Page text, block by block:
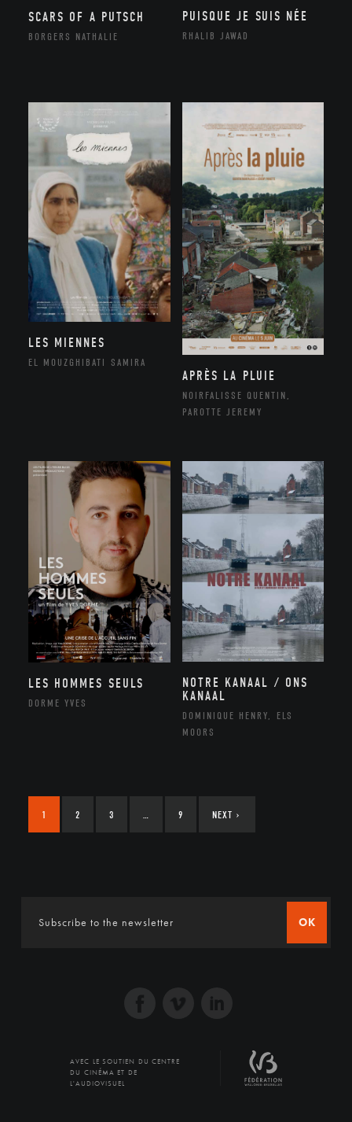
SCARS OF A PUTSCH
BORGERS NATHALIE
PUISQUE JE SUIS NÉE
RHALIB JAWAD
LES MIENNES
EL MOUZGHIBATI SAMIRA
APRÈS LA PLUIE
NOIRFALISSE QUENTIN,
PAROTTE JEREMY
LES HOMMES SEULS
DORME YVES
NOTRE KANAAL / ONS
KANAAL
DOMINIQUE HENRY, ELS
MOORS
1 2 3 9 NEXT ›
OK
AVEC LE SOUTIEN DU CENTRE
DU CINÉMA ET DE
L'AUDIOVISUEL